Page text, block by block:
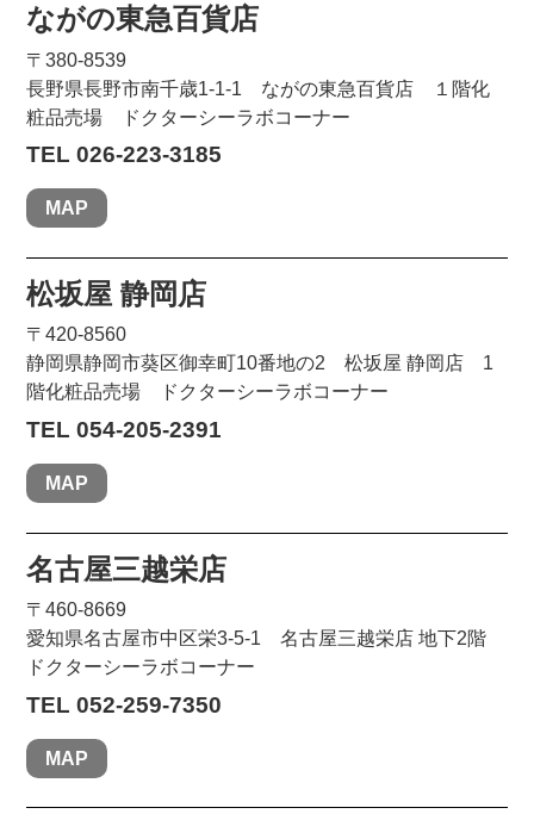
ながの東急百貨店
〒380-8539
長野県長野市南千歳1-1-1 ながの東急百貨店 １階化
粧品売場 ドクターシーラボコーナー
TEL 026-223-3185
MAP
松坂屋 静岡店
〒420-8560
静岡県静岡市葵区御幸町10番地の2 松坂屋 静岡店 1
階化粧品売場 ドクターシーラボコーナー
TEL 054-205-2391
MAP
名古屋三越栄店
〒460-8669
愛知県名古屋市中区栄3-5-1 名古屋三越栄店 地下2階
ドクターシーラボコーナー
TEL 052-259-7350
MAP